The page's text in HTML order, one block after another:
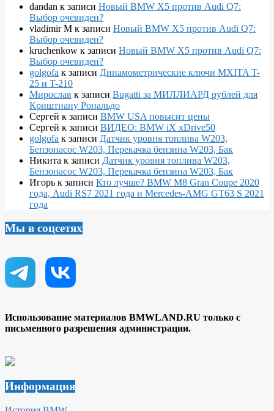
dandan к записи Новый BMW X5 против Audi Q7:
Выбор очевиден?
vladimir M к записи Новый BMW X5 против Audi Q7:
Выбор очевиден?
kruchenkow к записи Новый BMW X5 против Audi Q7:
Выбор очевиден?
golgofa к записи Динамометрические ключи MXITA T-
25 и T-210
Мирослав к записи Bugatti за МИЛЛИАРД рублей для
Криштиану Рональдо
Сергей к записи BMW USA повысит цены
Сергей к записи ВИДЕО: BMW iX xDrive50
golgofa к записи Датчик уровня топлива W203,
Бензонасос W203, Перекачка бензина W203, Бак
Никита к записи Датчик уровня топлива W203,
Бензонасос W203, Перекачка бензина W203, Бак
Игорь к записи Кто лучше? BMW M8 Gran Coupe 2020
года, Audi RS7 2021 года и Mercedes-AMG GT63 S 2021
года
Мы в соцсетях
Использование материалов BMWLAND.RU только с
письменного разрешения администрации.
Информация